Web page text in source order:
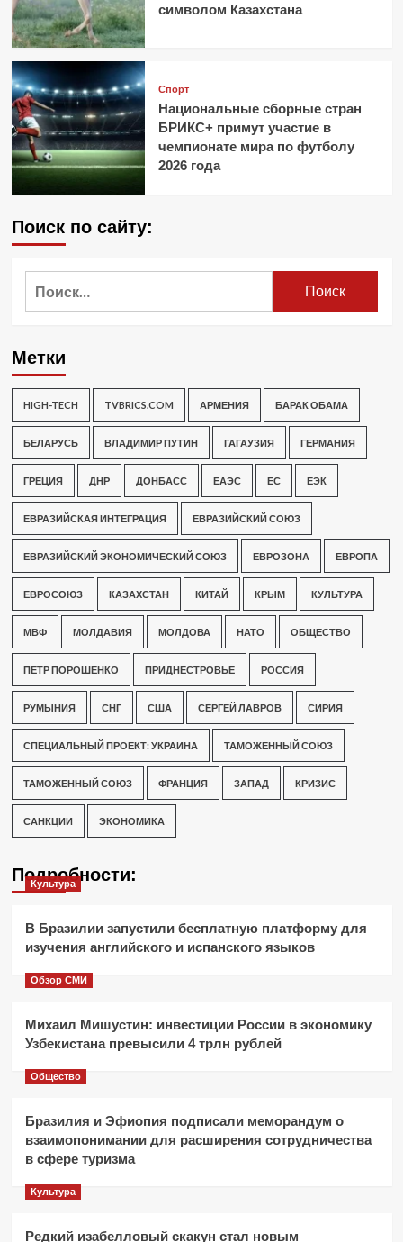
символом Казахстана
Спорт
Национальные сборные стран
БРИКС+ примут участие в
чемпионате мира по футболу
2026 года
Поиск по сайту:
Метки
HIGH-TECH TVBRICS.COM АРМЕНИЯ БАРАК ОБАМА
БЕЛАРУСЬ ВЛАДИМИР ПУТИН ГАГАУЗИЯ ГЕРМАНИЯ
ГРЕЦИЯ ДНР ДОНБАСС ЕАЭС ЕС ЕЭК
ЕВРАЗИЙСКАЯ ИНТЕГРАЦИЯ ЕВРАЗИЙСКИЙ СОЮЗ
ЕВРАЗИЙСКИЙ ЭКОНОМИЧЕСКИЙ СОЮЗ ЕВРОЗОНА ЕВРОПА
ЕВРОСОЮЗ КАЗАХСТАН КИТАЙ КРЫМ КУЛЬТУРА
МВФ МОЛДАВИЯ МОЛДОВА НАТО ОБЩЕСТВО
ПЕТР ПОРОШЕНКО ПРИДНЕСТРОВЬЕ РОССИЯ
РУМЫНИЯ СНГ США СЕРГЕЙ ЛАВРОВ СИРИЯ
СПЕЦИАЛЬНЫЙ ПРОЕКТ: УКРАИНА ТАМОЖЕННЫЙ СОЮЗ
ТАМОЖЕННЫЙ СОЮЗ ФРАНЦИЯ ЗАПАД КРИЗИС
САНКЦИИ ЭКОНОМИКА
Подробности:
Культура
В Бразилии запустили бесплатную платформу для
изучения английского и испанского языков
Обзор СМИ
Михаил Мишустин: инвестиции России в экономику
Узбекистана превысили 4 трлн рублей
Общество
Бразилия и Эфиопия подписали меморандум о
взаимопонимании для расширения сотрудничества
в сфере туризма
Культура
Редкий изабелловый скакун стал новым